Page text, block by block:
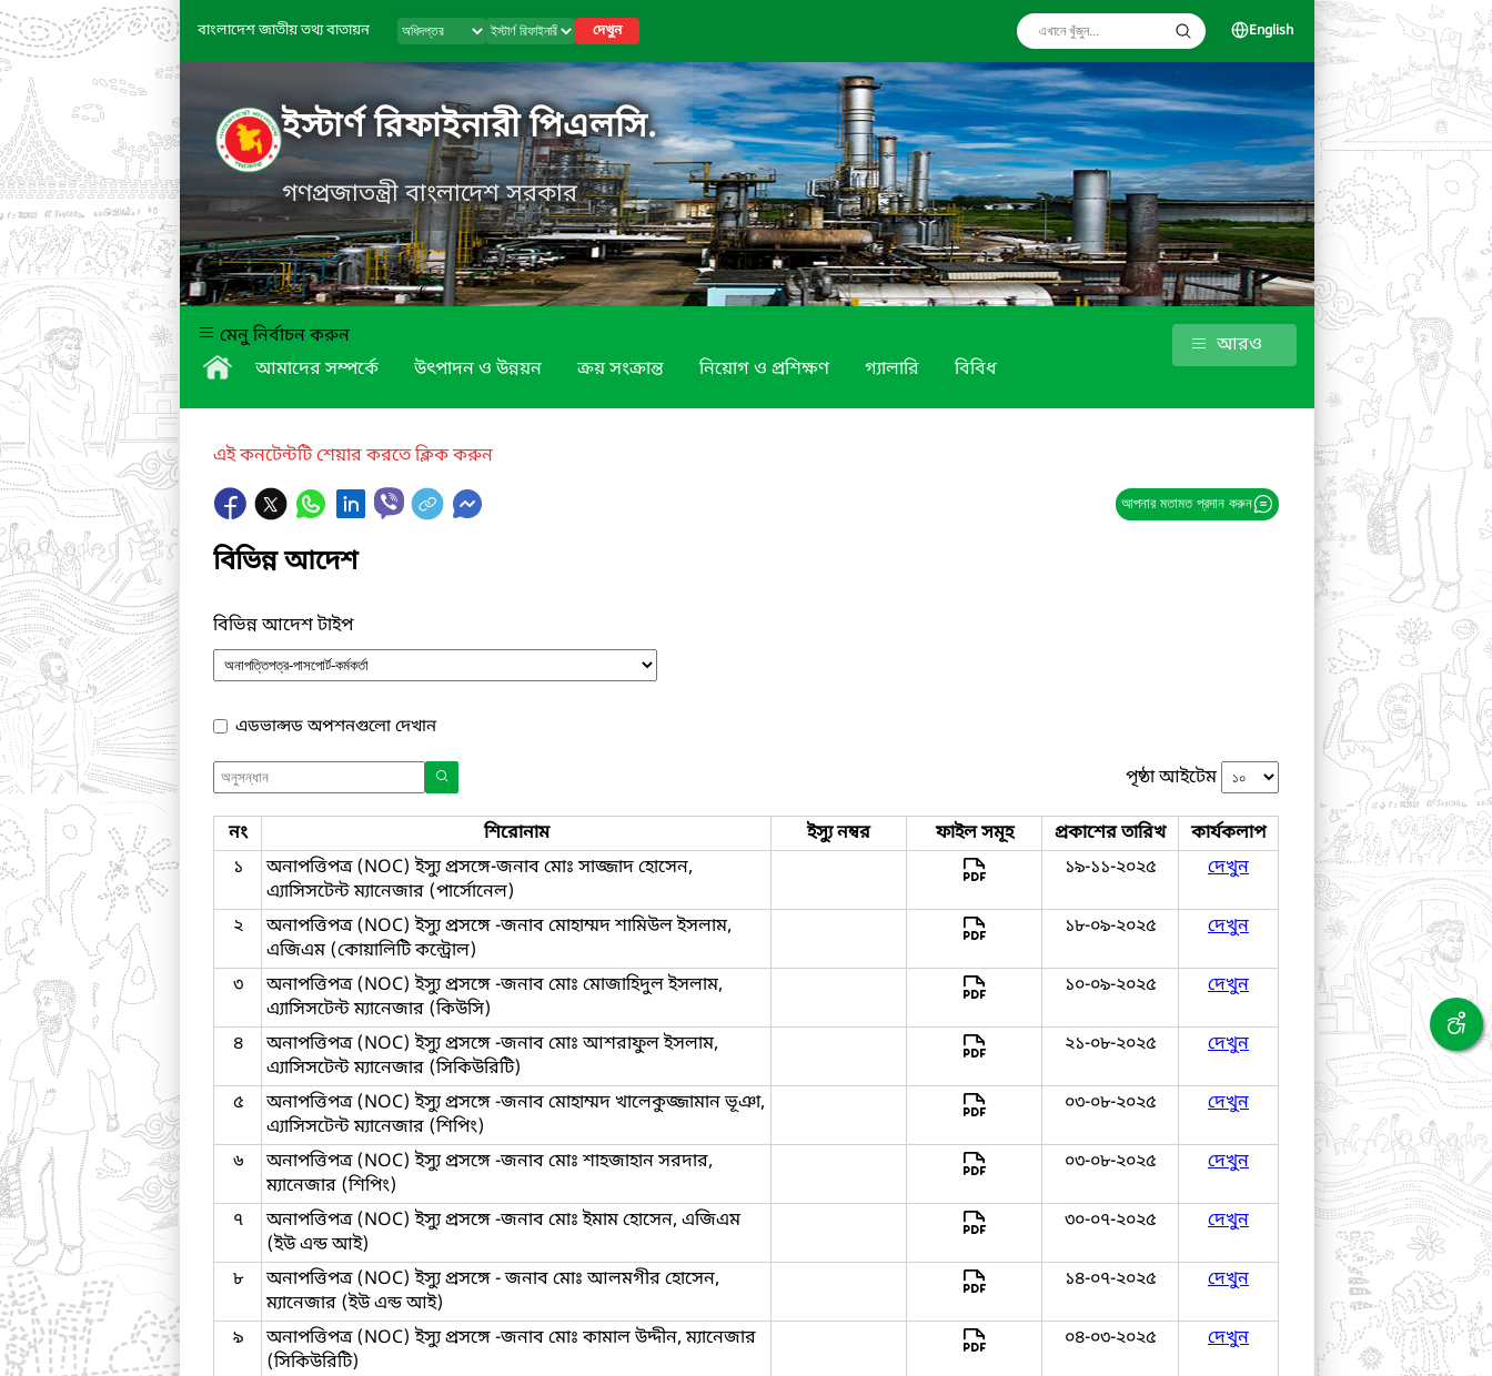
বাংলাদেশ জাতীয় তথ্য বাতায়ন দেখুন English
ইস্টার্ণ রিফাইনারী পিএলসি.
গণপ্রজাতন্ত্রী বাংলাদেশ সরকার
মেনু নির্বাচন করুন
আমাদের সম্পর্কে
উৎপাদন ও উন্নয়ন ক্রয় সংক্রান্ত নিয়োগ ও প্রশিক্ষণ গ্যালারি বিবিধ
আরও
এই কনটেন্টটি শেয়ার করতে ক্লিক করুন
আপনার মতামত প্রদান করুন
বিভিন্ন আদেশ
বিভিন্ন আদেশ টাইপ
এডভান্সড অপশনগুলো দেখান
পৃষ্ঠা আইটেম
নং শিরোনাম ইস্যু নম্বর ফাইল সমূহ প্রকাশের তারিখ
কার্যকলাপ
১
অনাপত্তিপত্র (NOC) ইস্যু প্রসঙ্গে-জনাব মোঃ সাজ্জাদ হোসেন,
এ্যাসিসটেন্ট ম্যানেজার (পার্সোনেল)
১৯-১১-২০২৫ দেখুন
২
অনাপত্তিপত্র (NOC) ইস্যু প্রসঙ্গে -জনাব মোহাম্মদ শামিউল ইসলাম,
এজিএম (কোয়ালিটি কন্ট্রোল)
১৮-০৯-২০২৫ দেখুন
৩
অনাপত্তিপত্র (NOC) ইস্যু প্রসঙ্গে -জনাব মোঃ মোজাহিদুল ইসলাম,
এ্যাসিসটেন্ট ম্যানেজার (কিউসি)
১০-০৯-২০২৫ দেখুন
৪
অনাপত্তিপত্র (NOC) ইস্যু প্রসঙ্গে -জনাব মোঃ আশরাফুল ইসলাম,
এ্যাসিসটেন্ট ম্যানেজার (সিকিউরিটি)
২১-০৮-২০২৫ দেখুন
৫
অনাপত্তিপত্র (NOC) ইস্যু প্রসঙ্গে -জনাব মোহাম্মদ খালেকুজ্জামান ভূঞা,
এ্যাসিসটেন্ট ম্যানেজার (শিপিং)
০৩-০৮-২০২৫ দেখুন
৬
অনাপত্তিপত্র (NOC) ইস্যু প্রসঙ্গে -জনাব মোঃ শাহজাহান সরদার,
ম্যানেজার (শিপিং)
০৩-০৮-২০২৫ দেখুন
৭
অনাপত্তিপত্র (NOC) ইস্যু প্রসঙ্গে -জনাব মোঃ ইমাম হোসেন, এজিএম
(ইউ এন্ড আই)
৩০-০৭-২০২৫ দেখুন
৮
অনাপত্তিপত্র (NOC) ইস্যু প্রসঙ্গে - জনাব মোঃ আলমগীর হোসেন,
ম্যানেজার (ইউ এন্ড আই)
১৪-০৭-২০২৫ দেখুন
৯
অনাপত্তিপত্র (NOC) ইস্যু প্রসঙ্গে -জনাব মোঃ কামাল উদ্দীন, ম্যানেজার
(সিকিউরিটি)
০৪-০৩-২০২৫ দেখুন